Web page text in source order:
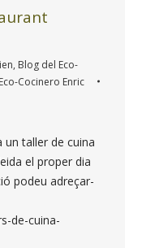
, Blog del Eco-
Cocinero Enric
taller de cuina
el proper dia
podeu adreçar-
de-cuina-